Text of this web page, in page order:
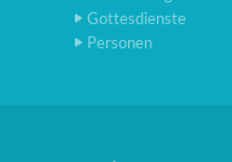
Gottesdienste
Personen